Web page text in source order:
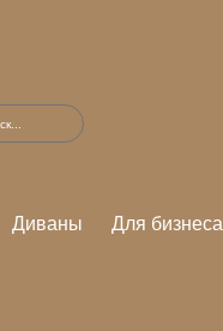
Диваны Для бизнеса